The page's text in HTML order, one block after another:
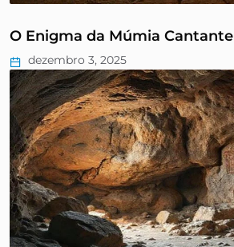
O Enigma da Múmia Cantante
dezembro 3, 2025